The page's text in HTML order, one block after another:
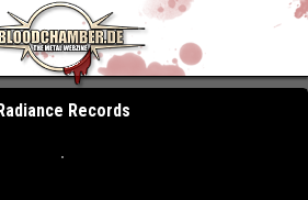
Records